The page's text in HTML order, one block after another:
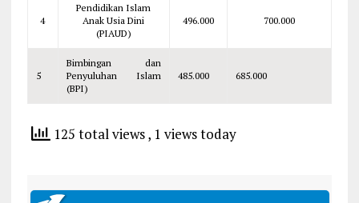
4
Pendidikan Islam
Anak Usia Dini
(PIAUD)
496.000 700.000
5
Bimbingan dan
Penyuluhan Islam
(BPI)
485.000 685.000
125 total views, 1 views today